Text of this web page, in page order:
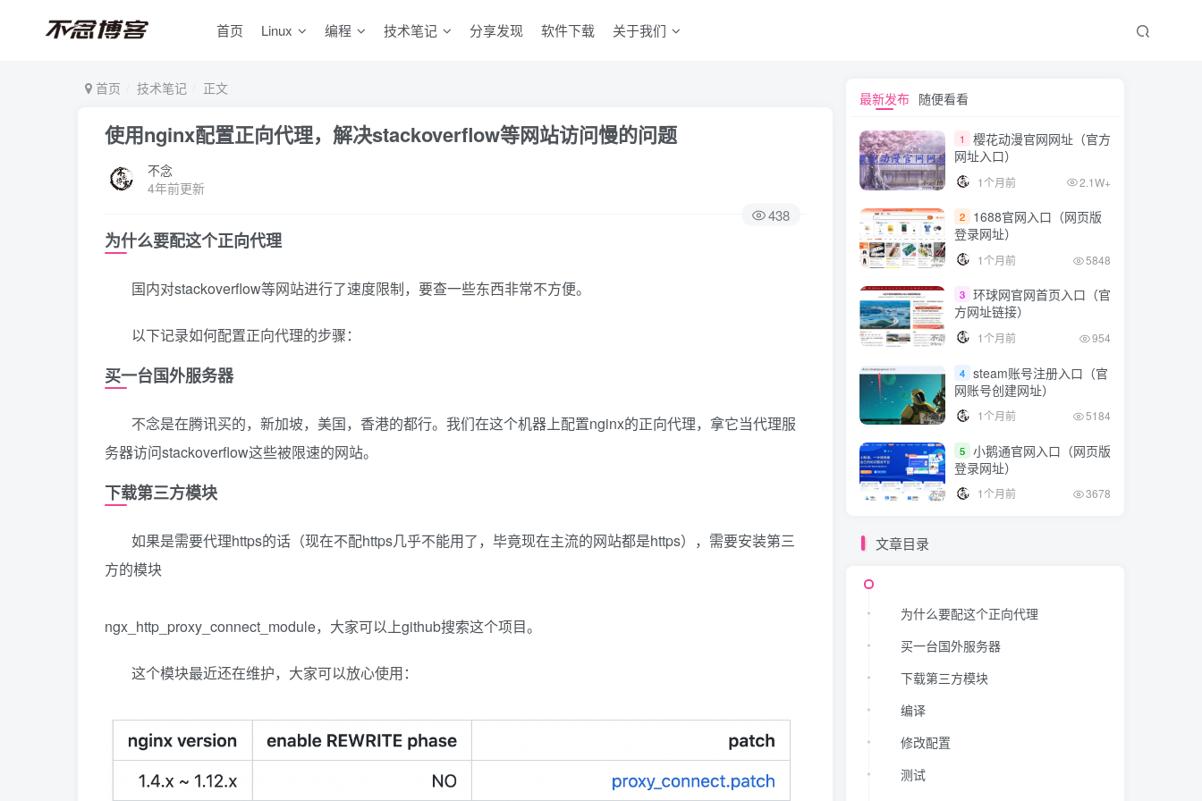
首页 Linux 编程 技术笔记 分享发现 软件下载 关于我们
首页 技术笔记 正文
使用nginx配置正向代理，解决stackoverflow等网站访问慢的问题
不念
4年前更新
438
为什么要配这个正向代理
国内对stackoverflow等网站进行了速度限制，要查一些东西非常不方便。
以下记录如何配置正向代理的步骤：
买一台国外服务器
不念是在腾讯买的，新加坡，美国，香港的都行。我们在这个机器上配置nginx的正向代理，拿它当代理服
务器访问stackoverflow这些被限速的网站。
下载第三方模块
如果是需要代理https的话（现在不配https几乎不能用了，毕竟现在主流的网站都是https），需要安装第三
方的模块
ngx_http_proxy_connect_module，大家可以上github搜索这个项目。
这个模块最近还在维护，大家可以放心使用：
为什么要配这个正向代理
买一台国外服务器
下载第三方模块
编译
修改配置
测试
配置代理
最新发布 随便看看
1
樱花动漫官网网址（官方
网址入口）
1个月前 2.1W+
2
1688官网入口（网页版
登录网址）
1个月前 5848
3 环球网官网首页入口（官
方网址链接）
1个月前 954
4 steam账号注册入口（官
网账号创建网址）
1个月前 5184
5 小鹅通官网入口（网页版
登录网址）
1个月前 3678
文章目录
为什么要配这个正向代理
买一台国外服务器
下载第三方模块
编译
修改配置
测试